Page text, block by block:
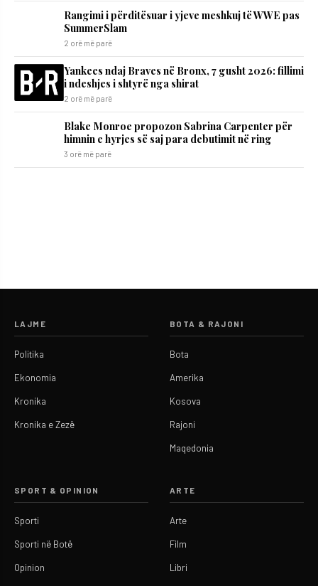
Rangimi i përditësuar i yjeve meshkuj të WWE pas
SummerSlam
2 orë më parë
Yankees ndaj Braves në Bronx, 7 gusht 2026: fillimi
i ndeshjes i shtyrë nga shirat
2 orë më parë
Blake Monroe propozon Sabrina Carpenter për
himnin e hyrjes së saj para debutimit në ring
3 orë më parë
LAJME
Politika
Ekonomia
Kronika
Kronika e Zezë
BOTA & RAJONI
Bota
Amerika
Kosova
Rajoni
Maqedonia
SPORT & OPINION
Sporti
Sporti në Botë
Opinion
ARTE
Arte
Film
Libri